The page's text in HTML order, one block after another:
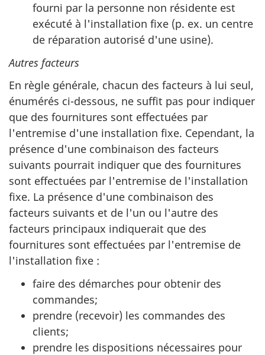
fourni par la personne non résidente est
exécuté à l'installation fixe (p. ex. un centre
de réparation autorisé d'une usine).
Autres facteurs
En règle générale, chacun des facteurs à lui seul,
énumérés ci-dessous, ne suffit pas pour indiquer
que des fournitures sont effectuées par
l'entremise d'une installation fixe. Cependant, la
présence d'une combinaison des facteurs
suivants pourrait indiquer que des fournitures
sont effectuées par l'entremise de l'installation
fixe. La présence d'une combinaison des
facteurs suivants et de l'un ou l'autre des
facteurs principaux indiquerait que des
fournitures sont effectuées par l'entremise de
l'installation fixe :
faire des démarches pour obtenir des
commandes;
prendre (recevoir) les commandes des
clients;
prendre les dispositions nécessaires pour